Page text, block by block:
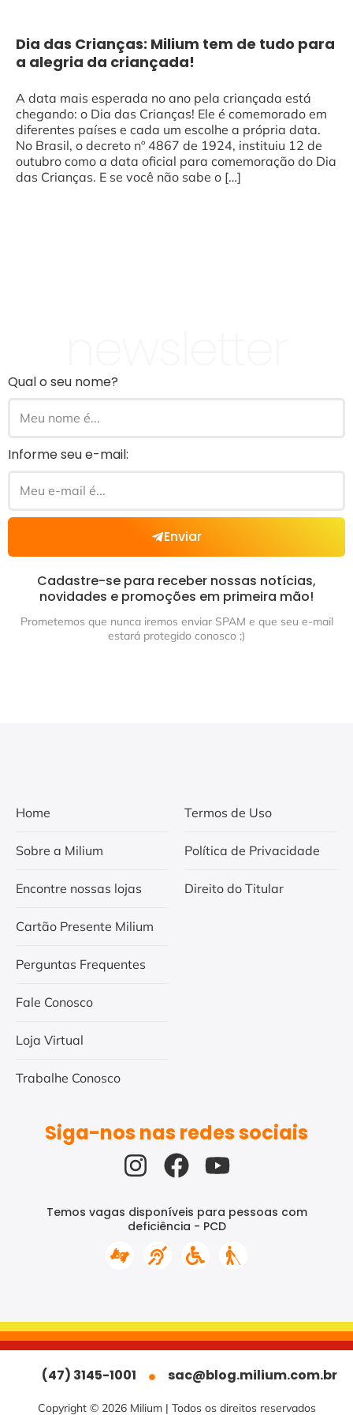
Dia das Crianças: Milium tem de tudo para
a alegria da criançada!
A data mais esperada no ano pela criançada está
chegando: o Dia das Crianças! Ele é comemorado em
diferentes países e cada um escolhe a própria data.
No Brasil, o decreto nº 4867 de 1924, instituiu 12 de
outubro como a data oficial para comemoração do Dia
das Crianças. E se você não sabe o […]
Qual o seu nome?
Informe seu e-mail:
Enviar
Cadastre-se para receber nossas notícias,
novidades e promoções em primeira mão!
Prometemos que nunca iremos enviar SPAM e que seu e-mail
estará protegido conosco ;)
Home
Sobre a Milium
Encontre nossas lojas
Cartão Presente Milium
Perguntas Frequentes
Fale Conosco
Loja Virtual
Trabalhe Conosco
Termos de Uso
Política de Privacidade
Direito do Titular
Siga-nos nas redes sociais
Temos vagas disponíveis para pessoas com
deficiência - PCD
Copyright © 2026 Milium | Todos os direitos reservados
(47) 3145-1001 sac@blog.milium.com.br